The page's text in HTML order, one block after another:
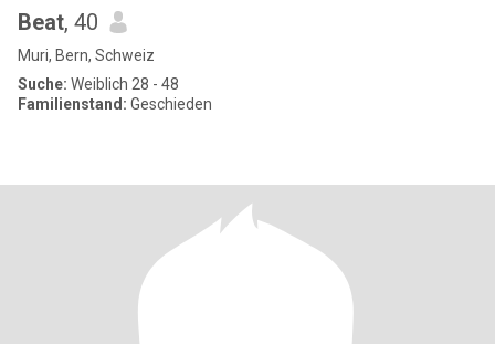
Beat, 40
Muri, Bern, Schweiz
Suche: Weiblich 28 - 48
Familienstand: Geschieden